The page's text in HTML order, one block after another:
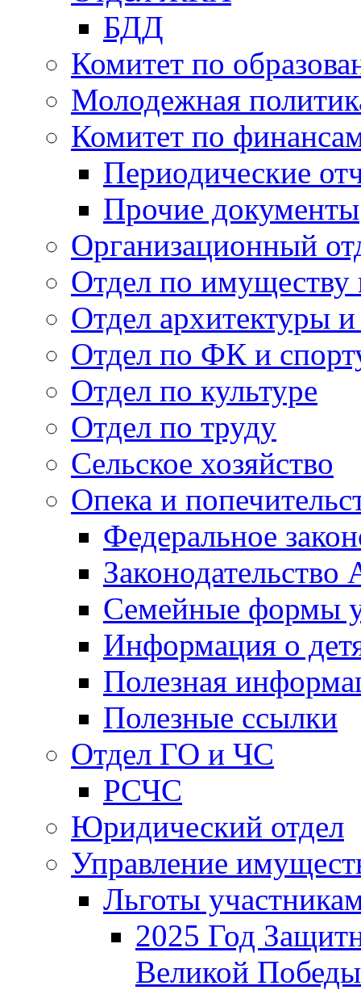
БДД
Комитет по
Молодежная
Комитет по
Периодические
Прочие документы
Организационный
Отдел по
Отдел архитектуры и
Отдел по ФК и
Отдел по культуре
Отдел по труду
Сельское хозяйство
Опека и
Федеральное
Законодательство
Семейные формы
Информация о
Полезная
Полезные ссылки
Отдел ГО и ЧС
РСЧС
Юридический отдел
Управление
Льготы
2025 Год
Великой Победы